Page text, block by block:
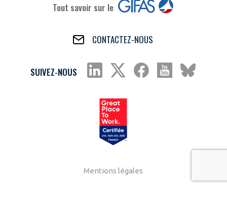
Tout savoir sur le
CONTACTEZ-NOUS
SUIVEZ-NOUS
Mentions légales